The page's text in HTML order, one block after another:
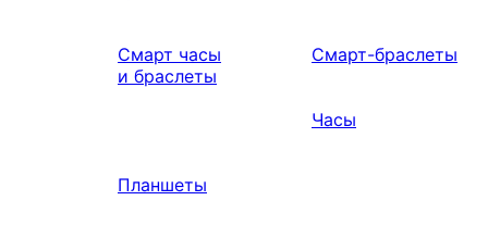
Смарт часы
и браслеты
Смарт-браслеты
Часы
Планшеты